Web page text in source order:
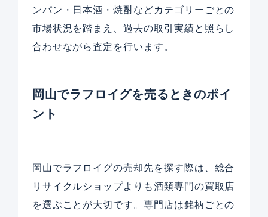
ンパン・日本酒・焼酎などカテゴリーごとの
市場状況を踏まえ、過去の取引実績と照らし
合わせながら査定を行います。
岡山でラフロイグを売るときのポイ
ント
岡山でラフロイグの売却先を探す際は、総合
リサイクルショップよりも酒類専門の買取店
を選ぶことが大切です。専門店は銘柄ごとの